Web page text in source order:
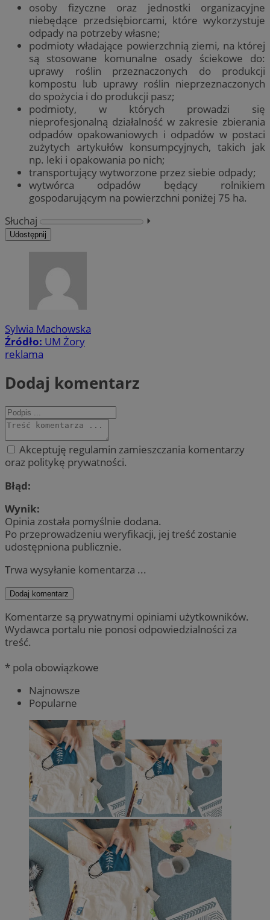
osoby fizyczne oraz jednostki organizacyjne
niebędące przedsiębiorcami, które wykorzystuje
odpady na potrzeby własne;
podmioty władające powierzchnią ziemi, na której
są stosowane komunalne osady ściekowe do:
uprawy roślin przeznaczonych do produkcji
kompostu lub uprawy roślin nieprzeznaczonych
do spożycia i do produkcji pasz;
podmioty, w których prowadzi się
nieprofesjonalną działalność w zakresie zbierania
odpadów opakowaniowych i odpadów w postaci
zużytych artykułów konsumpcyjnych, takich jak
np. leki i opakowania po nich;
transportujący wytworzone przez siebie odpady;
wytwórca odpadów będący rolnikiem
gospodarującym na powierzchni poniżej 75 ha.
Słuchaj
⏵︎
Udostępnij
Sylwia Machowska
Źródło: UM Żory
reklama
Dodaj komentarz
Akceptuję regulamin zamieszczania komentarzy
oraz politykę prywatności.
Błąd:
Wynik:
Opinia została pomyślnie dodana.
Po przeprowadzeniu weryfikacji, jej treść zostanie
udostępniona publicznie.
Trwa wysyłanie komentarza ...
Dodaj komentarz
Komentarze są prywatnymi opiniami użytkowników.
Wydawca portalu nie ponosi odpowiedzialności za
treść.
* pola obowiązkowe
Najnowsze
Popularne